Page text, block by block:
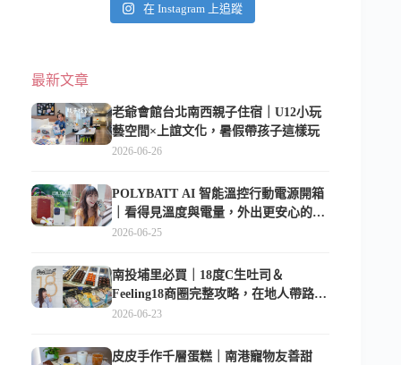
在 Instagram 上追蹤
最新文章
老爺會館台北南西親子住宿｜U12小玩
藝空間×上誼文化，暑假帶孩子這樣玩
2026-06-26
POLYBATT AI 智能溫控行動電源開箱
｜看得見溫度與電量，外出更安心的
10000mAh 行動電源
2026-06-25
南投埔里必買｜18度C生吐司＆
Feeling18商圈完整攻略，在地人帶路這
樣逛
2026-06-23
皮皮手作千層蛋糕｜南港寵物友善甜